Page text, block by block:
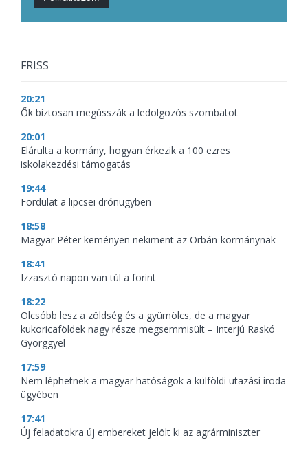
FRISS
20:21
Ők biztosan megússzák a ledolgozós szombatot
20:01
Elárulta a kormány, hogyan érkezik a 100 ezres
iskolakezdési támogatás
19:44
Fordulat a lipcsei drónügyben
18:58
Magyar Péter keményen nekiment az Orbán-kormánynak
18:41
Izzasztó napon van túl a forint
18:22
Olcsóbb lesz a zöldség és a gyümölcs, de a magyar
kukoricaföldek nagy része megsemmisült – Interjú Raskó
Györggyel
17:59
Nem léphetnek a magyar hatóságok a külföldi utazási iroda
ügyében
17:41
Új feladatokra új embereket jelölt ki az agrárminiszter